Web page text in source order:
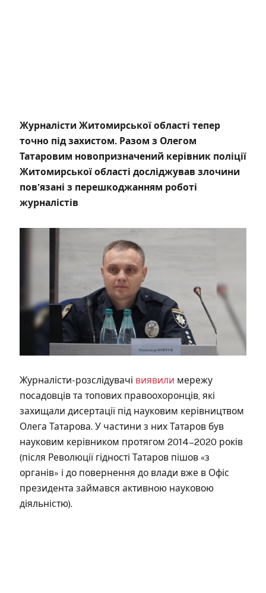
Журналісти Житомирської області тепер
точно під захистом. Разом з Олегом
Татаровим новопризначений керівник поліції
Житомирської області досліджував злочини
пов’язані з перешкоджанням роботі
журналістів
Журналісти-розслідувачі виявили мережу
посадовців та топових правоохоронців, які
захищали дисертації під науковим керівництвом
Олега Татарова. У частини з них Татаров був
науковим керівником протягом 2014–2020 років
(після Революції гідності Татаров пішов «з
органів» і до повернення до влади вже в Офіс
президента займався активною науковою
діяльністю).